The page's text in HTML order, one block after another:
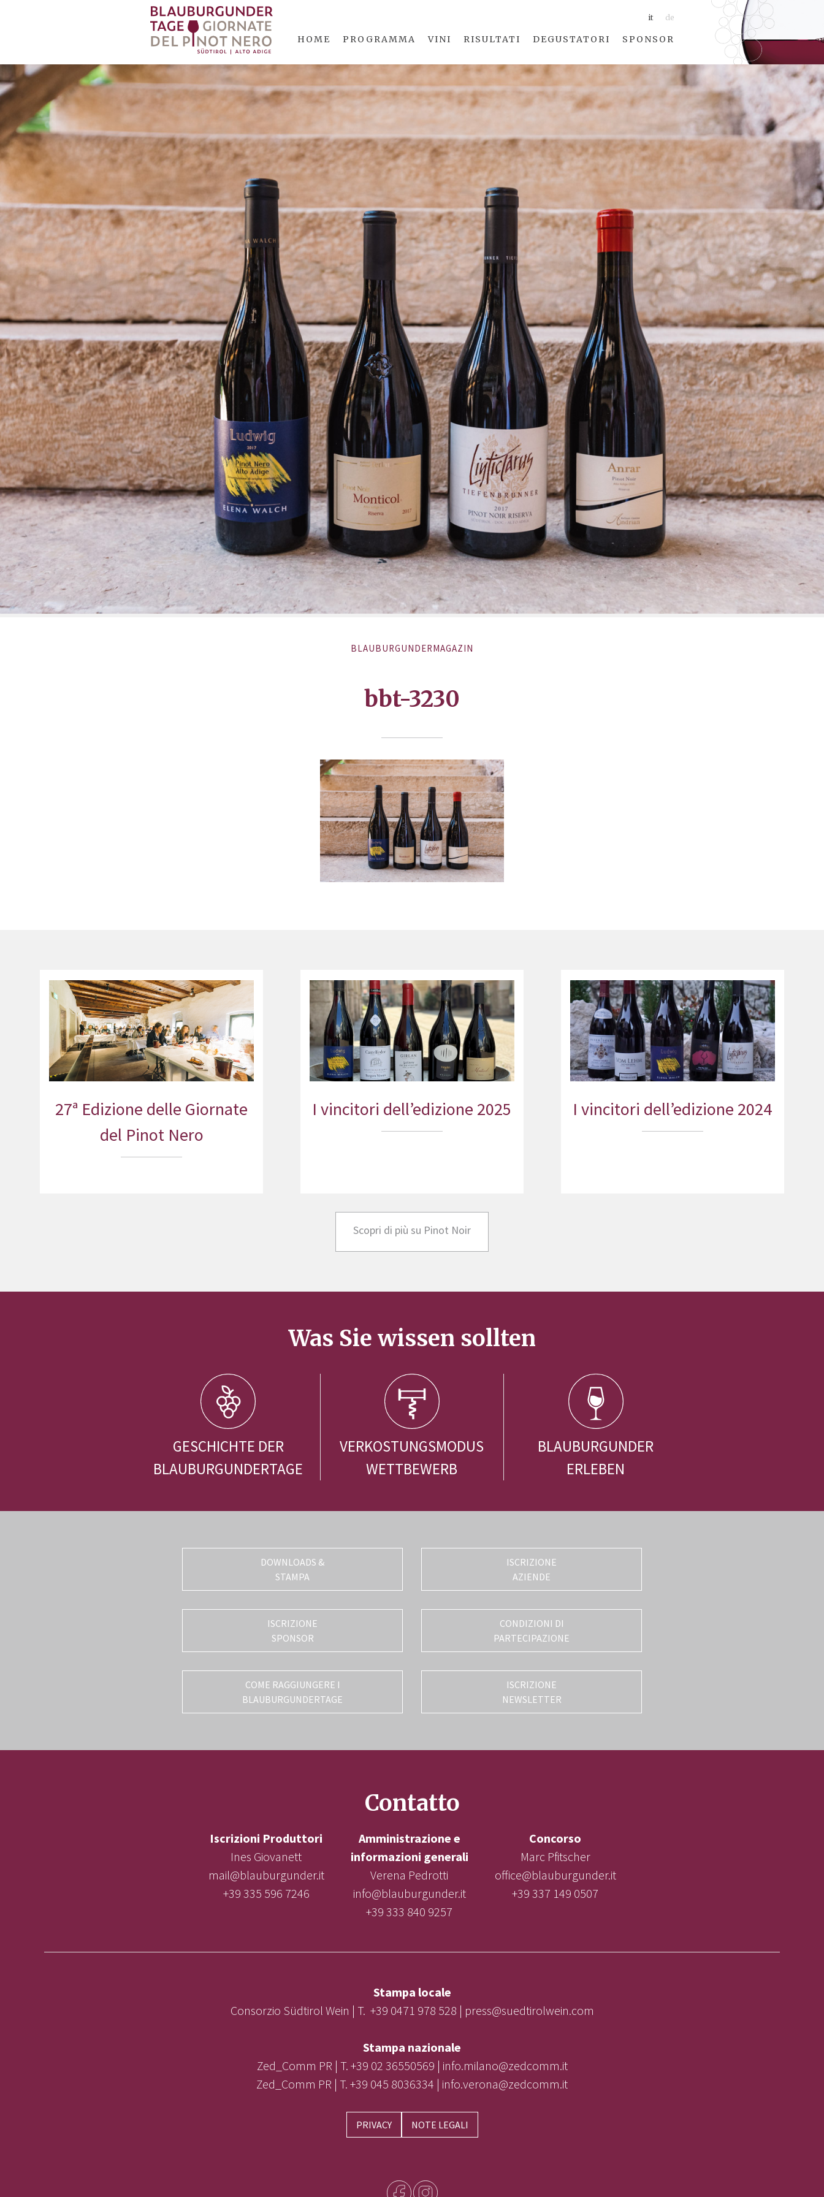
it de
HOME PROGRAMMA VINI RISULTATI DEGUSTATORI SPONSOR
BLAUBURGUNDERMAGAZIN
bbt-3230
27ª Edizione delle Giornate
del Pinot Nero
I vincitori dell’edizione 2025 I vincitori dell’edizione 2024
Scopri di più su Pinot Noir
Was Sie wissen sollten
GESCHICHTE DER
BLAUBURGUNDERTAGE
VERKOSTUNGSMODUS
WETTBEWERB
BLAUBURGUNDER
ERLEBEN
DOWNLOADS &
STAMPA
ISCRIZIONE
AZIENDE
ISCRIZIONE
SPONSOR
CONDIZIONI DI
PARTECIPAZIONE
COME RAGGIUNGERE I
BLAUBURGUNDERTAGE
ISCRIZIONE
NEWSLETTER
Contatto
Iscrizioni Produttori
Ines Giovanett
mail@blauburgunder.it
+39 335 596 7246
Amministrazione e
informazioni generali
Verena Pedrotti
info@blauburgunder.it
+39 333 840 9257
Concorso
Marc Pfitscher
office@blauburgunder.it
+39 337 149 0507
Stampa locale
Consorzio Südtirol Wein | T. +39 0471 978 528 | press@suedtirolwein.com
Stampa nazionale
Zed_Comm PR | T. +39 02 36550569 | info.milano@zedcomm.it
Zed_Comm PR | T. +39 045 8036334 | info.verona@zedcomm.it
PRIVACY NOTE LEGALI